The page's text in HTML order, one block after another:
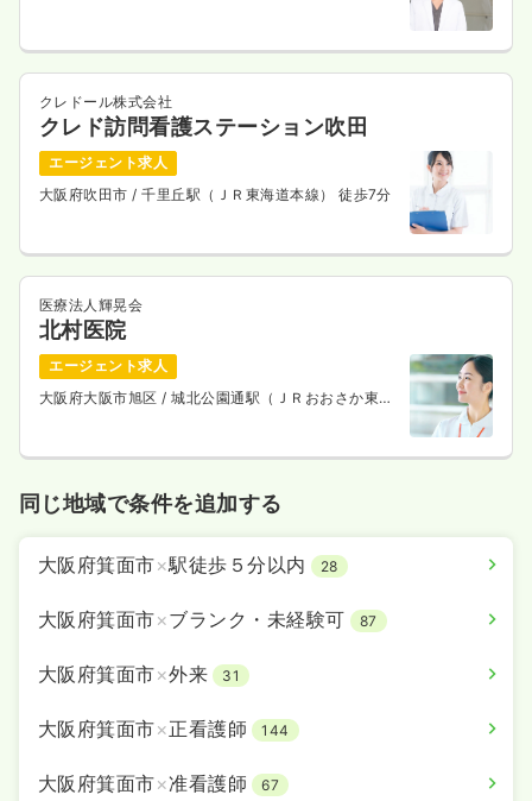
クレドール株式会社
クレド訪問看護ステーション吹田
エージェント求人
大阪府吹田市 / 千里丘駅（ＪＲ東海道本線） 徒歩7分
医療法人輝晃会
北村医院
エージェント求人
大阪府大阪市旭区 / 城北公園通駅（ＪＲおおさか東
同じ地域で条件を追加する
大阪府箕面市×駅徒歩５分以内 28
大阪府箕面市×ブランク・未経験可 87
大阪府箕面市×外来 31
大阪府箕面市×正看護師 144
大阪府箕面市×准看護師 67